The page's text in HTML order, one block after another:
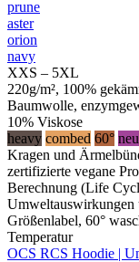
prune
aster
orion
navy
XXS – 5XL
220g/m², 100%
Baumwolle,
10% Viskose
heavy combed 60°
Kragen und
zertifizierte vegane
Berechnung (Life
Umweltauswirkungen
Größenlabel, 60°
Temperatur
OCS RCS Hoodie |